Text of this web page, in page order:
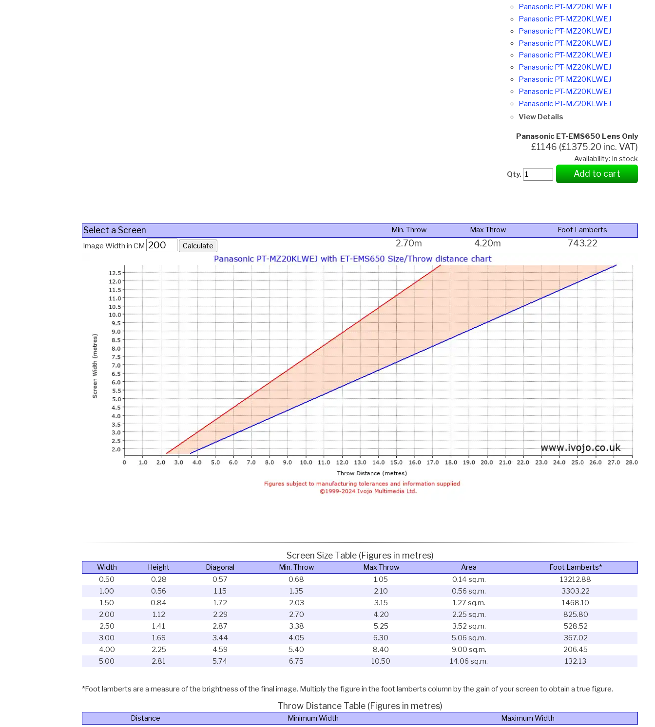
Panasonic PT-MZ20KLWEJ
Panasonic PT-MZ20KLWEJ
Panasonic PT-MZ20KLWEJ
Panasonic PT-MZ20KLWEJ
Panasonic PT-MZ20KLWEJ
Panasonic PT-MZ20KLWEJ
Panasonic PT-MZ20KLWEJ
Panasonic PT-MZ20KLWEJ
Panasonic PT-MZ20KLWEJ
View Details
Panasonic ET-EMS650 Lens Only
£1146 (£1375.20 inc. VAT)
Availability: In stock
Qty.
Add to cart
Select a Screen Min. Throw Max Throw
Foot Lamberts
Image Width in CM
2.70m 4.20m 743.22
Screen Size Table (Figures in metres)
Width Height Diagonal Min. Throw Max Throw Area
Foot Lamberts*
0.50
0.28 0.57 0.68 1.05 0.14 sq.m.
13212.88
1.00
0.56 1.15 1.35 2.10 0.56 sq.m.
3303.22
1.50
0.84 1.72 2.03 3.15 1.27 sq.m.
1468.10
2.00
1.12 2.29 2.70 4.20 2.25 sq.m.
825.80
2.50
1.41 2.87 3.38 5.25 3.52 sq.m.
528.52
3.00
1.69 3.44 4.05 6.30 5.06 sq.m.
367.02
4.00
2.25 4.59 5.40 8.40 9.00 sq.m.
206.45
5.00
2.81 5.74 6.75 10.50 14.06 sq.m. 132.13
*Foot lamberts are a measure of the brightness of the final image. Multiply the figure in the foot lamberts column by the gain of your screen to obtain a true figure.
Throw Distance Table (Figures in metres)
Distance Minimum Width
Maximum Width